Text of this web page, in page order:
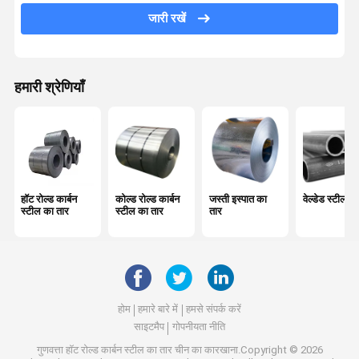
जस्ती इस्पात झंझरी
हॉट रोल्ड स्टील शीट
जस्ती स्टील प्लेट
गोल स्टील रॉड
जारी रखें
हमारी श्रेणियाँ
हॉट रोल्ड कार्बन
स्टील का तार
कोल्ड रोल्ड कार्बन
स्टील का तार
जस्ती इस्पात का
तार
वेल्डेड स्टील
होम हमारे बारे में
हमसे संपर्क करें
साइटमैप
गोपनीयता नीति
गुणवत्ता हॉट रोल्ड कार्बन स्टील का तारचीन का कारखाना.Copyright © 2026